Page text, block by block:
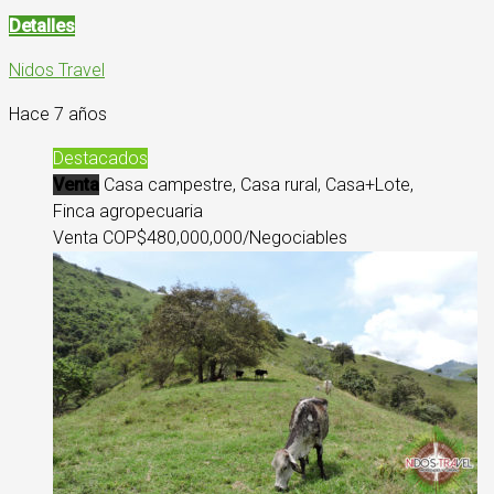
Detalles
Nidos Travel
Hace 7 años
Destacados
Venta Casa campestre, Casa rural, Casa+Lote,
Finca agropecuaria
Venta COP$480,000,000/Negociables